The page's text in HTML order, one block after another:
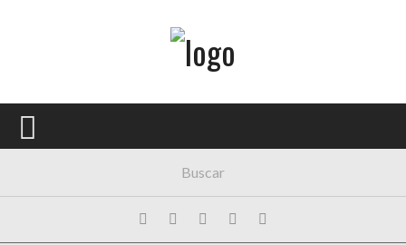
PORTADA
FESTIVALES